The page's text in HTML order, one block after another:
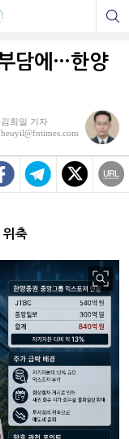
담에…한양
김희일 기자
heuyil@fntimes.com
위축